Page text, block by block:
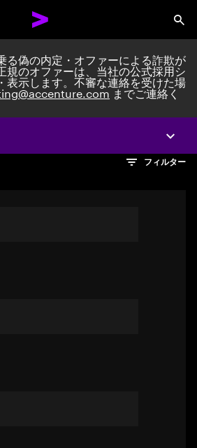
る偽の内定・オファーによる詐欺が
規のオファーは、当社の公式採用シ
表示します。不審な連絡を受けた場
までご連絡く
jobs at
や文章を使って検索してみてくださ
囲むことで、完全一致検索もできま
キーを押してください フィルター